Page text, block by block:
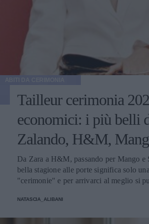
Tailleur cerimonia
economici: i più belli
Zalando, H&M,
Da Zara a H&M, passando per Mango e
bella stagione alle porte significa solo
"cerimonie" e per arrivarci al meglio si
NATASCIA_ALIBANI